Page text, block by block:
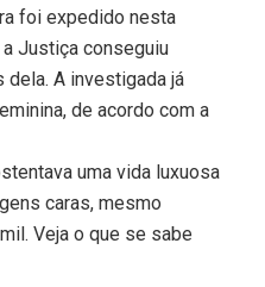
foi expedido nesta
Justiça conseguiu
dela. A investigada já
de acordo com a
uma vida luxuosa
caras, mesmo
Veja o que se sabe